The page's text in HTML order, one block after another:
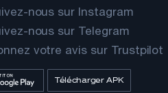
nous sur Instagram
nous sur Telegram
votre avis sur Trustpilot
Télécharger APK